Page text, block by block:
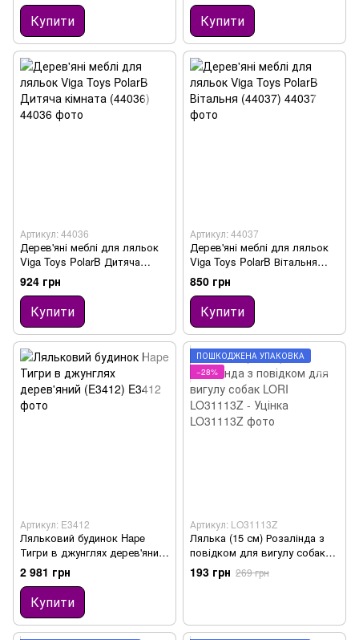
Купити Купити
Артикул: 44036
Дерев'яні меблі для ляльок
Viga Toys PolarB Дитяча
кімната (44036)
924 грн
Купити
Артикул: 44037
Дерев'яні меблі для ляльок
Viga Toys PolarB Вітальня
(44037)
850 грн
Купити
Артикул: E3412
Ляльковий будинок Hape
Тигри в джунглях дерев'яний
(E3412)
2 981 грн
Купити
ПОШКОДЖЕНА УПАКОВКА
−28%
Артикул: LO31113Z
Лялька (15 см) Розалінда з
повідком для вигулу собак
LORI LO31113Z - Уцінка
193 грн 269 грн